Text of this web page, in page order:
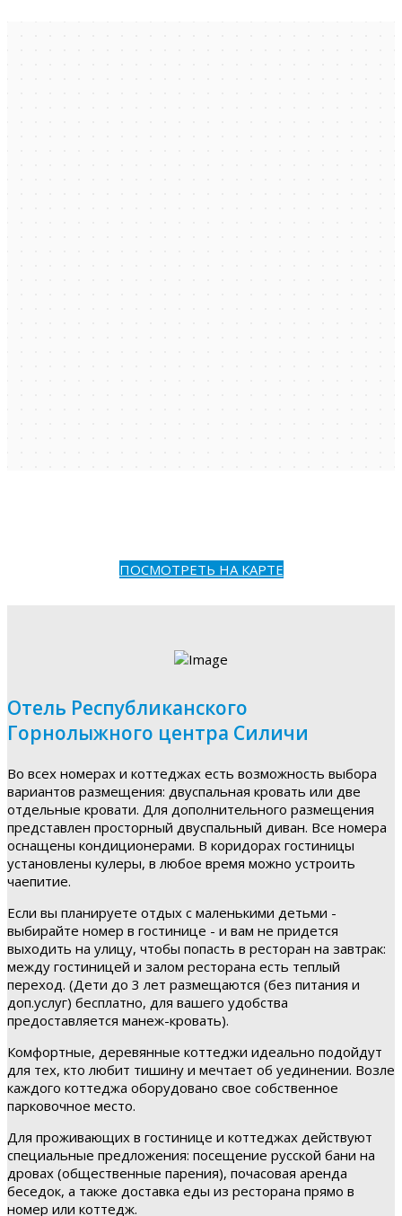
ПОСМОТРЕТЬ НА КАРТЕ
Отель Республиканского
Горнолыжного центра Силичи
Во всех номерах и коттеджах есть возможность выбора
вариантов размещения: двуспальная кровать или две
отдельные кровати. Для дополнительного размещения
представлен просторный двуспальный диван. Все номера
оснащены кондиционерами. В коридорах гостиницы
установлены кулеры, в любое время можно устроить
чаепитие.
Если вы планируете отдых с маленькими детьми -
выбирайте номер в гостинице - и вам не придется
выходить на улицу, чтобы попасть в ресторан на завтрак:
между гостиницей и залом ресторана есть теплый
переход. (Дети до 3 лет размещаются (без питания и
доп.услуг) бесплатно, для вашего удобства
предоставляется манеж-кровать).
Комфортные, деревянные коттеджи идеально подойдут
для тех, кто любит тишину и мечтает об уединении. Возле
каждого коттеджа оборудовано свое собственное
парковочное место.
Для проживающих в гостинице и коттеджах действуют
специальные предложения: посещение русской бани на
дровах (общественные парения), почасовая аренда
беседок, а также доставка еды из ресторана прямо в
номер или коттедж.